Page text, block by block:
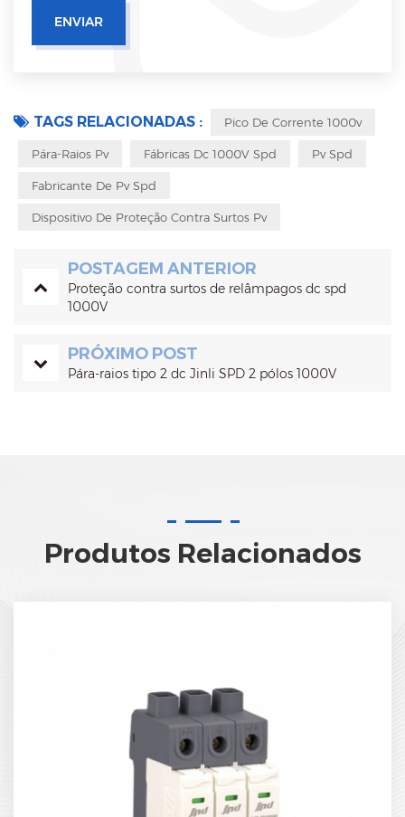
TAGS RELACIONADAS : Pico De Corrente 1000v
Pára-Raios Pv Fábricas Dc 1000V Spd Pv Spd
Fabricante De Pv Spd
Dispositivo De Proteção Contra Surtos Pv
POSTAGEM ANTERIOR
Proteção contra surtos de relâmpagos dc spd
1000V
PRÓXIMO POST
Pára-raios tipo 2 dc Jinli SPD 2 pólos 1000V
Produtos Relacionados